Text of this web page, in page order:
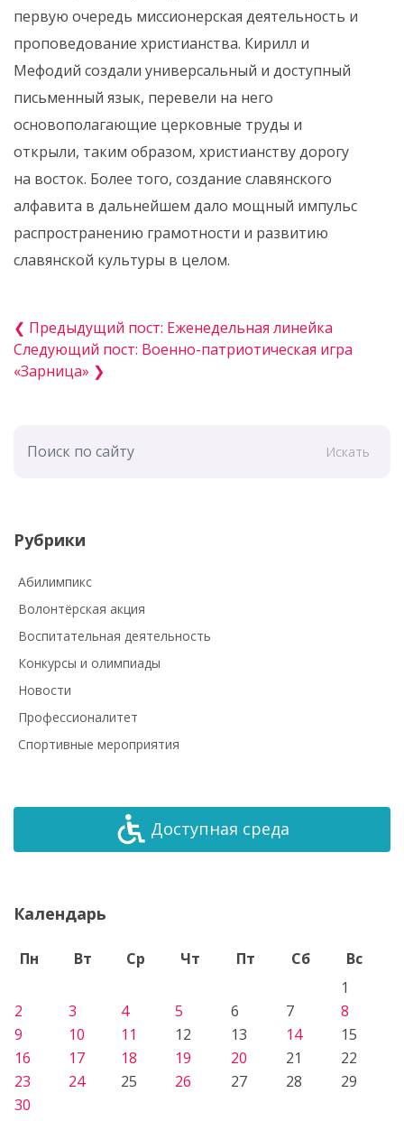
первую очередь миссионерская деятельность и
проповедование христианства. Кирилл и
Мефодий создали универсальный и доступный
письменный язык, перевели на него
основополагающие церковные труды и
открыли, таким образом, христианству дорогу
на восток. Более того, создание славянского
алфавита в дальнейшем дало мощный импульс
распространению грамотности и развитию
славянской культуры в целом.
❮ Предыдущий пост: Еженедельная линейка
Следующий пост: Военно-патриотическая игра
«Зарница» ❯
Искать
Рубрики
Абилимпикс
Волонтёрская акция
Воспитательная деятельность
Конкурсы и олимпиады
Новости
Профессионалитет
Спортивные мероприятия
Доступная среда
Календарь
Пн Вт Ср Чт Пт Сб
Вс
1
2
3 4 5 6 7
8
9
10 11 12 13 14
15
16
17 18 19 20 21
22
23
24 25 26 27 28
29
30